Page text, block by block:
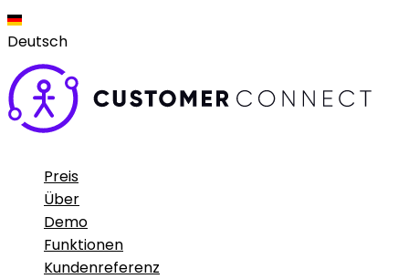
Deutsch
Preis
Über
Demo
Funktionen
Kundenreferenz